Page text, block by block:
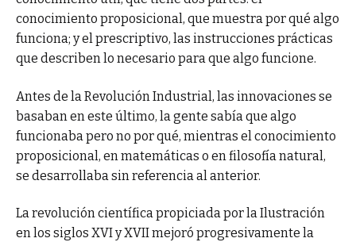
conocimiento proposicional, que muestra por qué algo
funciona; y el prescriptivo, las instrucciones prácticas
que describen lo necesario para que algo funcione.
Antes de la Revolución Industrial, las innovaciones se
basaban en este último, la gente sabía que algo
funcionaba pero no por qué, mientras el conocimiento
proposicional, en matemáticas o en filosofía natural,
se desarrollaba sin referencia al anterior.
La revolución científica propiciada por la Ilustración
en los siglos XVI y XVII mejoró progresivamente la